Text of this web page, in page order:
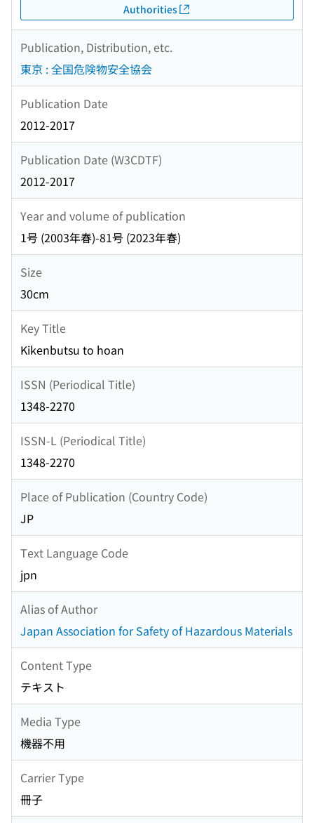
Authorities
Publication, Distribution, etc.
東京 : 全国危険物安全協会
Publication Date
2012-2017
Publication Date (W3CDTF)
2012-2017
Year and volume of publication
1号 (2003年春)-81号 (2023年春)
Size
30cm
Key Title
Kikenbutsu to hoan
ISSN (Periodical Title)
1348-2270
ISSN-L (Periodical Title)
1348-2270
Place of Publication (Country Code)
JP
Text Language Code
jpn
Alias of Author
Japan Association for Safety of Hazardous Materials
Content Type
テキスト
Media Type
機器不用
Carrier Type
冊子